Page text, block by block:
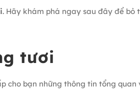
. Hãy khám phá ngay sau đây để bỏ
tươi
cho bạn những thông tin tổng quan